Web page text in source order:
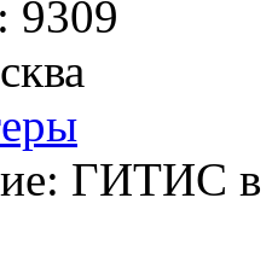
9309
ГИТИС в